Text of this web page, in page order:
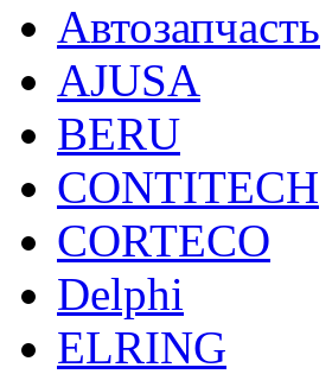
Автозапчасть
AJUSA
BERU
CONTITECH
CORTECO
Delphi
ELRING